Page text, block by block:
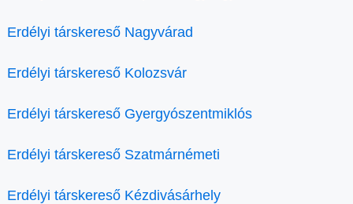
Erdélyi társkereső Nagyvárad
Erdélyi társkereső Kolozsvár
Erdélyi társkereső Gyergyószentmiklós
Erdélyi társkereső Szatmárnémeti
Erdélyi társkereső Kézdivásárhely